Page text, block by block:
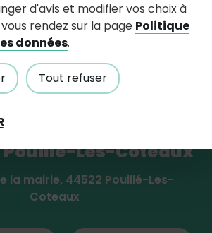
d'avis et modifier vos choix à
rendez sur la page Politique
données.
Tout refuser
nous
avec #paysdancenis
Pouillé-Les-Coteaux
la mairie, 44522 Pouillé-Les-
Coteaux